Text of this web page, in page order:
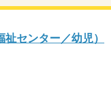
センター／幼児）